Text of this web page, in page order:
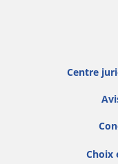
Centre
Choix